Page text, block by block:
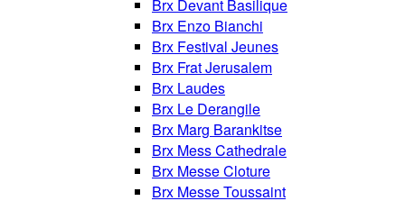
Brx Devant Basilique
Brx Enzo Bianchi
Brx Festival Jeunes
Brx Frat Jerusalem
Brx Laudes
Brx Le Derangile
Brx Marg Barankitse
Brx Mess Cathedrale
Brx Messe Cloture
Brx Messe Toussaint